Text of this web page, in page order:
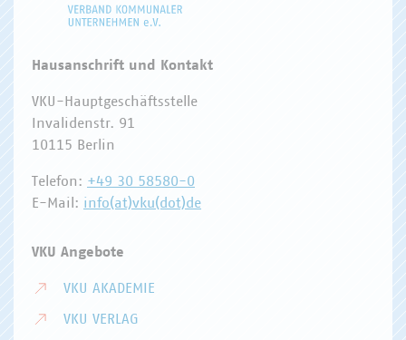
Hausanschrift und Kontakt
VKU-Hauptgeschäftsstelle
Invalidenstr. 91
10115 Berlin
Telefon: +49 30 58580-0
E-Mail: info(at)vku(dot)de
VKU Angebote
VKU AKADEMIE
VKU VERLAG